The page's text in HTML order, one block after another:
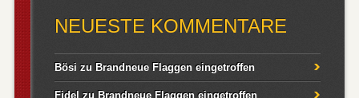
NEUESTE KOMMENTARE
Bösi zu Brandneue Flaggen eingetroffen
Fidel zu Brandneue Flaggen eingetroffen